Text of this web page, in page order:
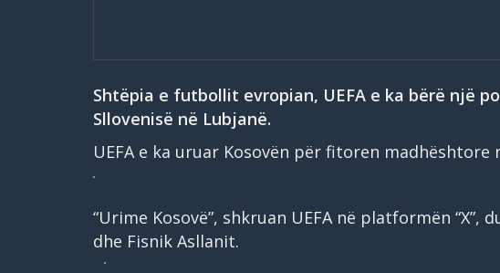
Shtëpia e futbollit evropian, UEFA e ka bërë një
Sllovenisë në Lubjanë.
UEFA e ka uruar Kosovën për fitoren madhështore
“Urime Kosovë”, shkruan UEFA në platformën
dhe Fisnik Asllanit.